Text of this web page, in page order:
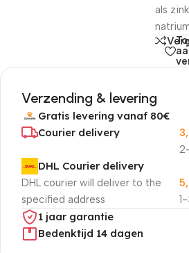
als
Verzending & levering
Gratis levering vanaf 80€
Courier delivery
DHL Courier delivery
DHL courier will deliver to the
specified address
1 jaar garantie
Bedenktijd 14 dagen